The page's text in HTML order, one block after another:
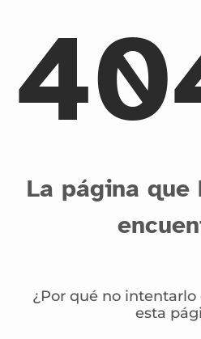
La página que
¿Por qué no intentarlo
esta